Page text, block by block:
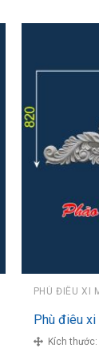
PHÙ ĐIÊU XI
Phù điêu
Kích thước: